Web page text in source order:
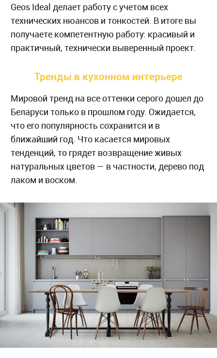
Geos Ideal делает работу с учетом всех
технических нюансов и тонкостей. В итоге вы
получаете компетентную работу: красивый и
практичный, технически выверенный проект.
Тренды в кухонном интерьере
Мировой тренд на все оттенки серого дошел до
Беларуси только в прошлом году. Ожидается,
что его популярность сохранится и в
ближайший год. Что касается мировых
тенденций, то грядет возвращение живых
натуральных цветов — в частности, дерево под
лаком и воском.